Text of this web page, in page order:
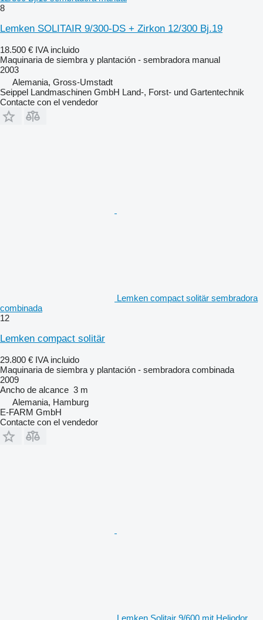
8
Lemken SOLITAIR 9/300-DS + Zirkon 12/300 Bj.19
18.500 € IVA incluido
Maquinaria de siembra y plantación - sembradora manual
2003
Alemania, Gross-Umstadt
Seippel Landmaschinen GmbH Land-, Forst- und Gartentechnik
Contacte con el vendedor
Lemken compact solitär sembradora
combinada
12
Lemken compact solitär
29.800 € IVA incluido
Maquinaria de siembra y plantación - sembradora combinada
2009
Ancho de alcance 3 m
Alemania, Hamburg
E-FARM GmbH
Contacte con el vendedor
Lemken Solitair 9/600 mit Heliodor